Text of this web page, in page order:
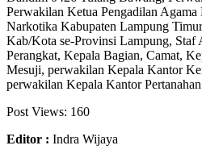
Perwakilan Ketua Pengadilan
Narkotika Kabupaten Lampung
Kab/Kota se-Provinsi Lampung, Staf
Perangkat, Kepala Bagian, Camat,
Mesuji, perwakilan Kepala Kantor
perwakilan Kepala Kantor
Post Views: 160
Editor : Indra Wijaya